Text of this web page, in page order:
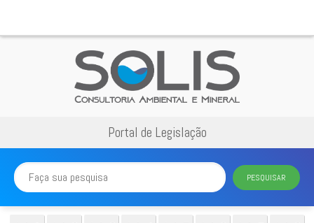
Portal de Legislação
PESQUISAR